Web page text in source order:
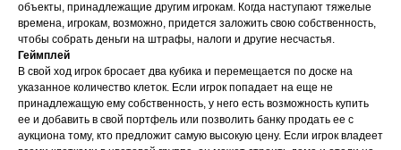
объекты, принадлежащие другим игрокам. Когда наступают тяжелые
времена, игрокам, возможно, придется заложить свою собственность,
чтобы собрать деньги на штрафы, налоги и другие несчастья.
Геймплей
В свой ход игрок бросает два кубика и перемещается по доске на
указанное количество клеток. Если игрок попадает на еще не
принадлежащую ему собственность, у него есть возможность купить
ее и добавить в свой портфель или позволить банку продать ее с
аукциона тому, кто предложит самую высокую цену. Если игрок владеет